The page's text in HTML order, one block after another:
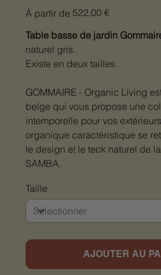
À partir de Prix
522,00 €
Table basse de jardin
naturel gris.
Existe en deux tailles.
GOMMAIRE - Organic Living
belge qui vous propose une
intemporelle pour vos
organique caractéristique se
le design et le teck naturel de
SAMBA.
Taille
AJOUTER AU